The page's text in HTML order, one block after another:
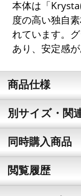
本体は「
度の高い独自
れています。
あり、安定感が
商品仕様
別サイズ・関
同時購入商品
閲覧履歴